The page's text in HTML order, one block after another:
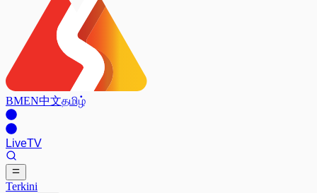
BMEN中文தமிழ்
LiveTV
Terkini